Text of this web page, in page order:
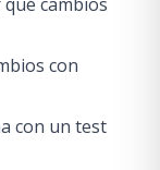
con
con un test